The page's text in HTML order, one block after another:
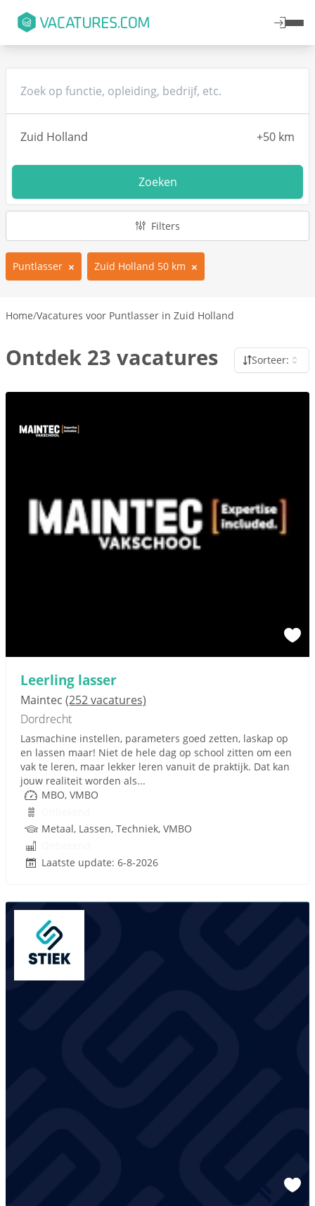
Zoeken
Filters
Puntlasser Zuid Holland 50 km
Home/Vacatures voor Puntlasser in Zuid Holland
Ontdek 23 vacatures Sorteer:
Leerling lasser
Maintec (252 vacatures)
Dordrecht
Lasmachine instellen, parameters goed zetten, laskap op
en lassen maar! Niet de hele dag op school zitten om een
vak te leren, maar lekker leren vanuit de praktijk. Dat kan
jouw realiteit worden als...
MBO, VMBO
Metaal, Lassen, Techniek, VMBO
Laatste update: 6-8-2026